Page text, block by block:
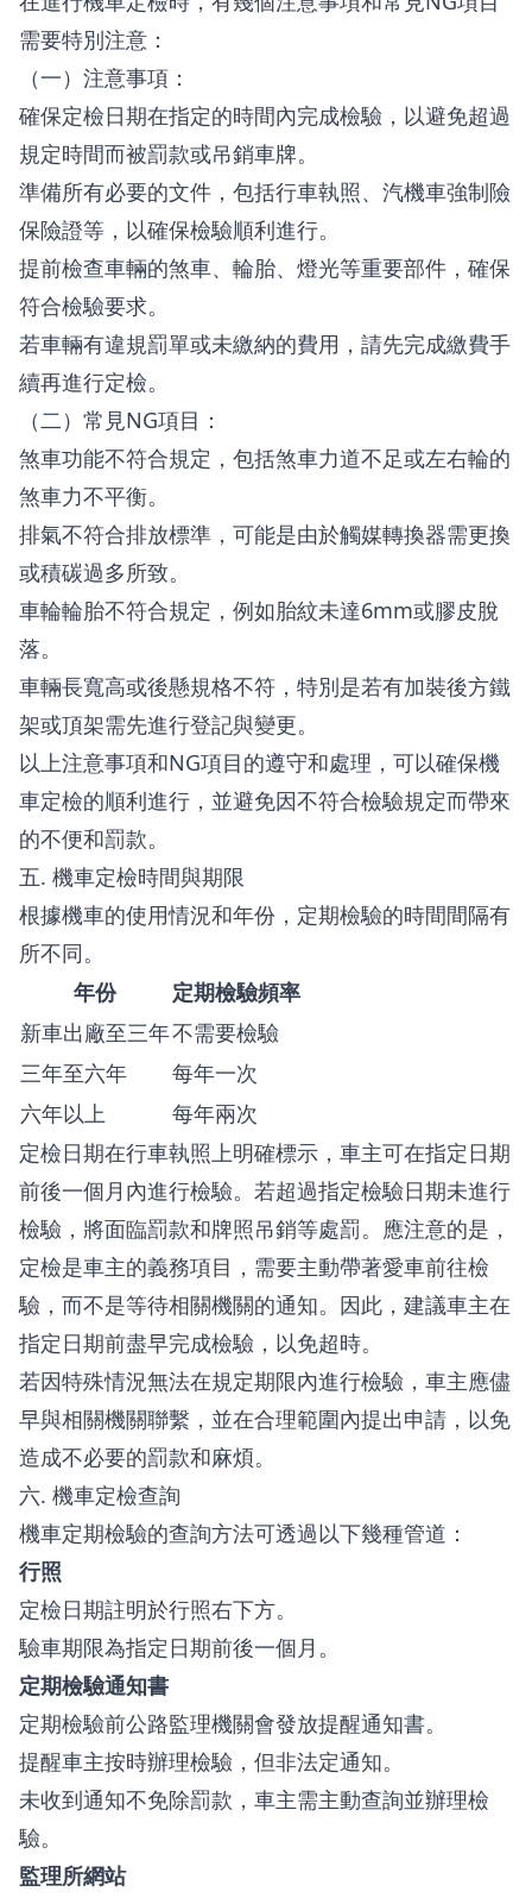
需要特別注意：
（一）注意事項：
確保定檢日期在指定的時間內完成檢驗，以避免超過
規定時間而被罰款或吊銷車牌。
準備所有必要的文件，包括行車執照、汽機車強制險
保險證等，以確保檢驗順利進行。
提前檢查車輛的煞車、輪胎、燈光等重要部件，確保
符合檢驗要求。
若車輛有違規罰單或未繳納的費用，請先完成繳費手
續再進行定檢。
（二）常見NG項目：
煞車功能不符合規定，包括煞車力道不足或左右輪的
煞車力不平衡。
排氣不符合排放標準，可能是由於觸媒轉換器需更換
或積碳過多所致。
車輪輪胎不符合規定，例如胎紋未達6mm或膠皮脫
落。
車輛長寬高或後懸規格不符，特別是若有加裝後方鐵
架或頂架需先進行登記與變更。
以上注意事項和NG項目的遵守和處理，可以確保機
車定檢的順利進行，並避免因不符合檢驗規定而帶來
的不便和罰款。
五. 機車定檢時間與期限
根據機車的使用情況和年份，定期檢驗的時間間隔有
所不同。
年份
定期檢驗頻率
新車出廠至三年不需要檢驗
三年至六年
每年一次
六年以上
每年兩次
定檢日期在行車執照上明確標示，車主可在指定日期
前後一個月內進行檢驗。若超過指定檢驗日期未進行
檢驗，將面臨罰款和牌照吊銷等處罰。應注意的是，
定檢是車主的義務項目，需要主動帶著愛車前往檢
驗，而不是等待相關機關的通知。因此，建議車主在
指定日期前盡早完成檢驗，以免超時。
若因特殊情況無法在規定期限內進行檢驗，車主應儘
早與相關機關聯繫，並在合理範圍內提出申請，以免
造成不必要的罰款和麻煩。
六. 機車定檢查詢
機車定期檢驗的查詢方法可透過以下幾種管道：
行照
定檢日期註明於行照右下方。
驗車期限為指定日期前後一個月。
定期檢驗通知書
定期檢驗前公路監理機關會發放提醒通知書。
提醒車主按時辦理檢驗，但非法定通知。
未收到通知不免除罰款，車主需主動查詢並辦理檢
驗。
監理所網站